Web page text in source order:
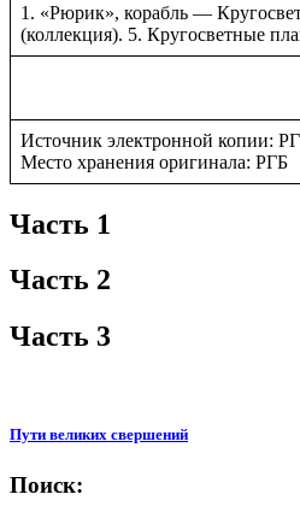
1. «Рюрик», корабль —
(коллекция). 5. Кругосветные
Источник электронной копии:
Место хранения оригинала: РГБ
Часть 1
Часть 2
Часть 3
Пути великих свершений
Поиск: